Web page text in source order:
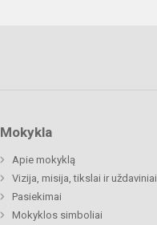
Mokykla
Apie mokyklą
Vizija, misija, tikslai ir uždaviniai
Pasiekimai
Mokyklos simboliai